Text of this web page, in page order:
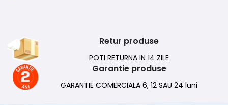
Retur produse
POTI RETURNA IN 14 ZILE
Garantie produse
GARANTIE COMERCIALA 6, 12 SAU 24 luni